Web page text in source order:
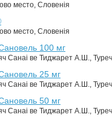
место, Словенія
место, Словенія
100 мг
Санаі ве Тиджарет А.Ш.,
25 мг
Санаі ве Тиджарет А.Ш.,
50 мг
Санаі ве Тиджарет А.Ш.,